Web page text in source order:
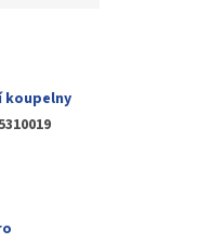
koupelny